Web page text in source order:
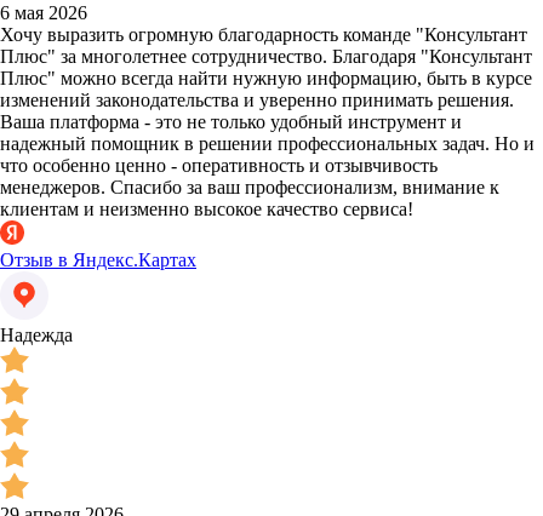
6 мая 2026
Хочу выразить огромную благодарность команде "Консультант
Плюс" за многолетнее сотрудничество. Благодаря "Консультант
Плюс" можно всегда найти нужную информацию, быть в курсе
изменений законодательства и уверенно принимать решения.
Ваша платформа - это не только удобный инструмент и
надежный помощник в решении профессиональных задач. Но и
что особенно ценно - оперативность и отзывчивость
менеджеров. Спасибо за ваш профессионализм, внимание к
клиентам и неизменно высокое качество сервиса!
Отзыв в Яндекс.Картах
Надежда